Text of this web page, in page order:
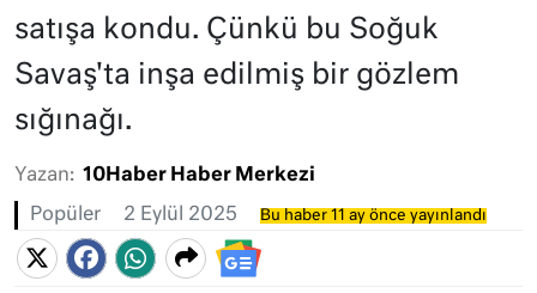
satışa kondu. Çünkü bu Soğuk
Savaş'ta inşa edilmiş bir gözlem
sığınağı.
Yazan: 10Haber Haber Merkezi
Popüler 2 Eylül 2025 Bu haber 11 ay önce yayınlandı